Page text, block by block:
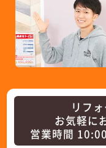
リフ
お気軽に
営業時間